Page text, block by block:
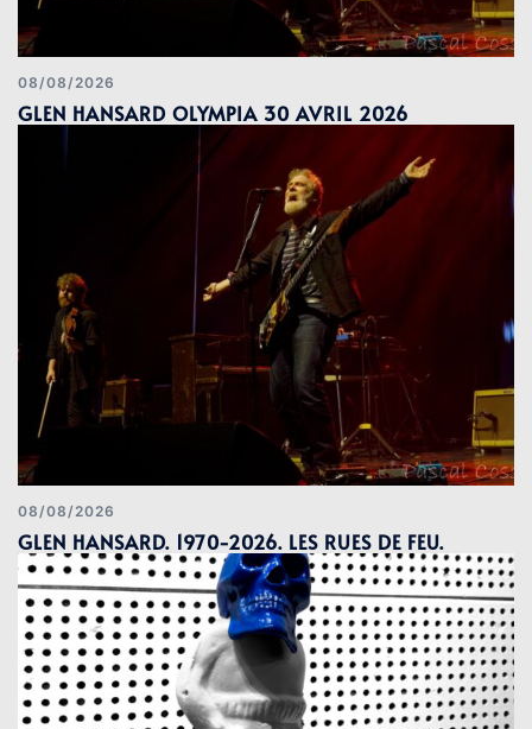
08/08/2026
GLEN HANSARD OLYMPIA 30 AVRIL 2026
08/08/2026
GLEN HANSARD. 1970-2026. LES RUES DE FEU.